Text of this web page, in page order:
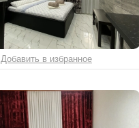
Добавить в избранное